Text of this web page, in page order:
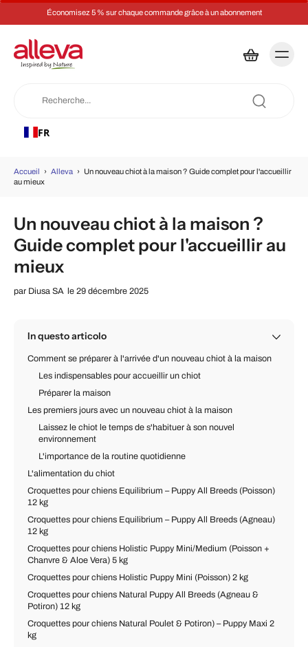
Économisez 5 % sur chaque commande grâce à un abonnement
FR
Accueil › Alleva › Un nouveau chiot à la maison ? Guide complet pour l'accueillir
au mieux
Un nouveau chiot à la maison ?
Guide complet pour l'accueillir au
mieux
par Diusa SA le 29 décembre 2025
In questo articolo
Comment se préparer à l'arrivée d'un nouveau chiot à la maison
Les indispensables pour accueillir un chiot
Préparer la maison
Les premiers jours avec un nouveau chiot à la maison
Laissez le chiot le temps de s'habituer à son nouvel
environnement
L'importance de la routine quotidienne
L'alimentation du chiot
Croquettes pour chiens Equilibrium – Puppy All Breeds (Poisson)
12 kg
Croquettes pour chiens Equilibrium – Puppy All Breeds (Agneau)
12 kg
Croquettes pour chiens Holistic Puppy Mini/Medium (Poisson +
Chanvre & Aloe Vera) 5 kg
Croquettes pour chiens Holistic Puppy Mini (Poisson) 2 kg
Croquettes pour chiens Natural Puppy All Breeds (Agneau &
Potiron) 12 kg
Croquettes pour chiens Natural Poulet & Potiron) – Puppy Maxi 2
kg